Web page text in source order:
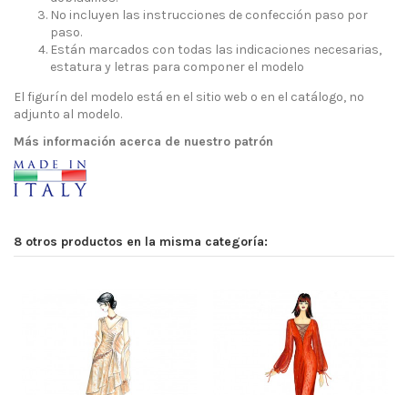
No incluyen las instrucciones de confección paso por
paso.
Están marcados con todas las indicaciones necesarias,
estatura y letras para componer el modelo
El figurín del modelo está en el sitio web o en el catálogo, no
adjunto al modelo.
Más información acerca de nuestro patrón
8 otros productos en la misma categoría: